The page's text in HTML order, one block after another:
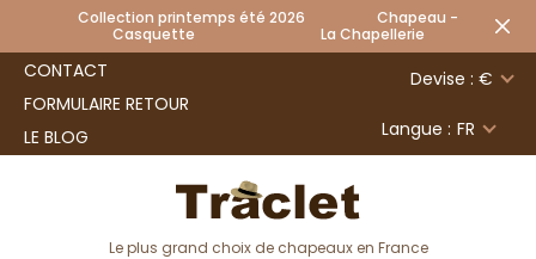
Collection printemps été 2026 Chapeau -
Casquette La Chapellerie
CONTACT
FORMULAIRE RETOUR
LE BLOG
Devise : €
Langue : FR
Le plus grand choix de chapeaux en France